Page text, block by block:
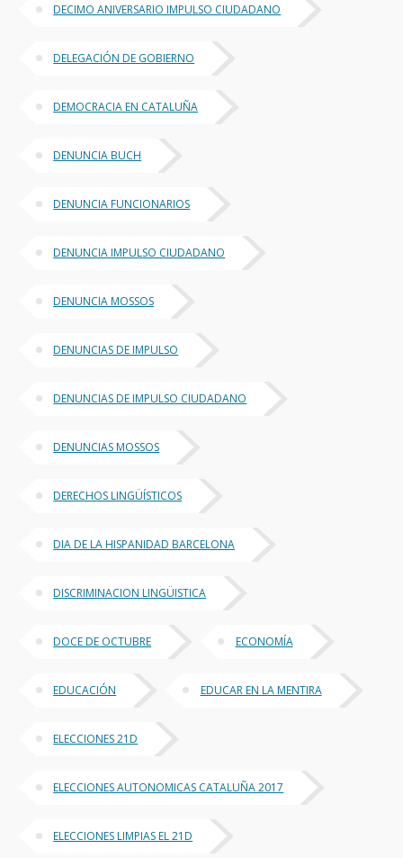
DECIMO ANIVERSARIO IMPULSO CIUDADANO
DELEGACIÓN DE GOBIERNO
DEMOCRACIA EN CATALUÑA
DENUNCIA BUCH
DENUNCIA FUNCIONARIOS
DENUNCIA IMPULSO CIUDADANO
DENUNCIA MOSSOS
DENUNCIAS DE IMPULSO
DENUNCIAS DE IMPULSO CIUDADANO
DENUNCIAS MOSSOS
DERECHOS LINGÜÍSTICOS
DIA DE LA HISPANIDAD BARCELONA
DISCRIMINACION LINGÜISTICA
DOCE DE OCTUBRE ECONOMÍA
EDUCACIÓN EDUCAR EN LA MENTIRA
ELECCIONES 21D
ELECCIONES AUTONOMICAS CATALUÑA 2017
ELECCIONES LIMPIAS EL 21D